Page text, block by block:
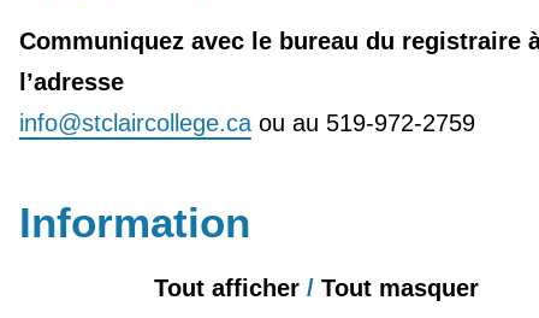
Communiquez avec le bureau du registraire
l’adresse
info@stclaircollege.caou au 519-972-2759
Information
Tout afficher /Tout masquer